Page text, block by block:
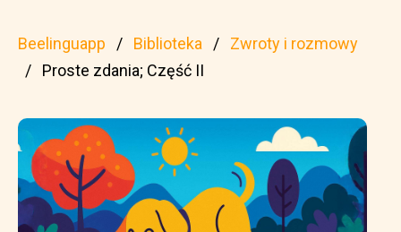
Beelinguapp Biblioteka
Zwroty i rozmowy
Proste zdania; Część II